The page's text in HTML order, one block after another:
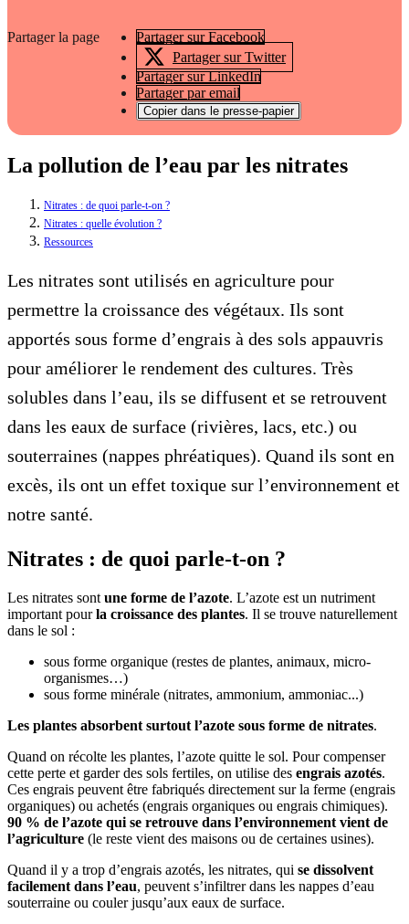
Partager la page
Partager sur Facebook
Partager sur Twitter
Partager sur LinkedIn
Partager par email
Copier dans le presse-papier
La pollution de l’eau par les nitrates
Nitrates : de quoi parle-t-on ?
Nitrates : quelle évolution ?
Ressources
Les nitrates sont utilisés en agriculture pour
permettre la croissance des végétaux. Ils sont
apportés sous forme d’engrais à des sols appauvris
pour améliorer le rendement des cultures. Très
solubles dans l’eau, ils se diffusent et se retrouvent
dans les eaux de surface (rivières, lacs, etc.) ou
souterraines (nappes phréatiques). Quand ils sont en
excès, ils ont un effet toxique sur l’environnement et
notre santé.
Nitrates : de quoi parle-t-on ?
Les nitrates sont une forme de l’azote. L’azote est un nutriment
important pourla croissance des plantes. Il se trouve naturellement
dans le sol :
sous forme organique (restes de plantes, animaux, micro-
organismes…)
sous forme minérale (nitrates, ammonium, ammoniac...)
Les plantes absorbent surtout l’azote sous forme de nitrates.
Quand on récolte les plantes, l’azote quitte le sol. Pour compenser
cette perte et garder des sols fertiles, on utilise des engrais azotés.
Ces engrais peuvent être fabriqués directement sur la ferme (engrais
organiques) ou achetés (engrais organiques ou engrais chimiques).
90 % de l’azote qui se retrouve dans l’environnement vient de
l’agriculture (le reste vient des maisons ou de certaines usines).
Quand il y a trop d’engrais azotés, les nitrates, qui se dissolvent
facilement dans l’eau, peuvent s’infiltrer dans les nappes d’eau
souterraine ou couler jusqu’aux eaux de surface.